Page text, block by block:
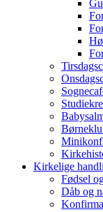
Kirkelige
Fødsel
Dåb og